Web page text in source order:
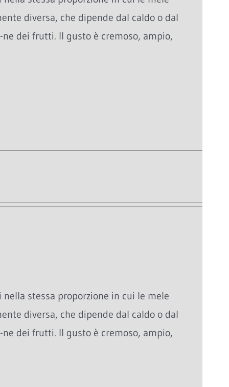
diversa, che dipende dal caldo o dal
dei frutti. Il gusto è cremoso, ampio,
stessa proporzione in cui le mele
diversa, che dipende dal caldo o dal
dei frutti. Il gusto è cremoso, ampio,